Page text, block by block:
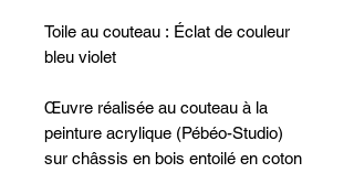
Toile au couteau : Éclat de couleur
bleu violet
Œuvre réalisée au couteau à la
peinture acrylique (Pébéo-Studio)
sur châssis en bois entoilé en coton